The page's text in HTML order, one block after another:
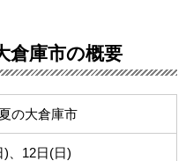
倉庫市の概要
の大倉庫市
)、12日(日)